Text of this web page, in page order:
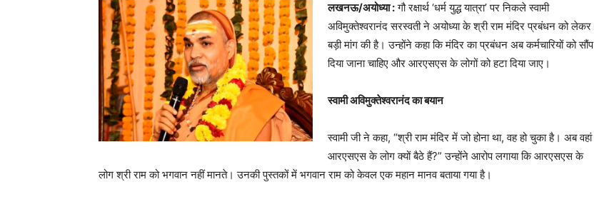
लखनऊ/अयोध्या :गौ रक्षार्थ ‘धर्म युद्ध यात्रा’ पर निकले स्वामी
अविमुक्तेश्वरानंद सरस्वती ने अयोध्या के श्री राम मंदिर प्रबंधन को लेकर
बड़ी मांग की है। उन्होंने कहा कि मंदिर का प्रबंधन अब कर्मचारियों को सौंप
दिया जाना चाहिए और आरएसएस के लोगों को हटा दिया जाए।
स्वामी अविमुक्तेश्वरानंद का बयान
स्वामी जी ने कहा, “श्री राम मंदिर में जो होना था, वह हो चुका है। अब वहां
आरएसएस के लोग क्यों बैठे हैं?” उन्होंने आरोप लगाया कि आरएसएस के
लोग श्री राम को भगवान नहीं मानते। उनकी पुस्तकों में भगवान राम को केवल एक महान मानव बताया गया है।